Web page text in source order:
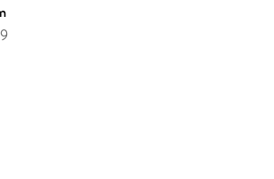
erscheint monatlich als E-Book und alle
Sammelband.